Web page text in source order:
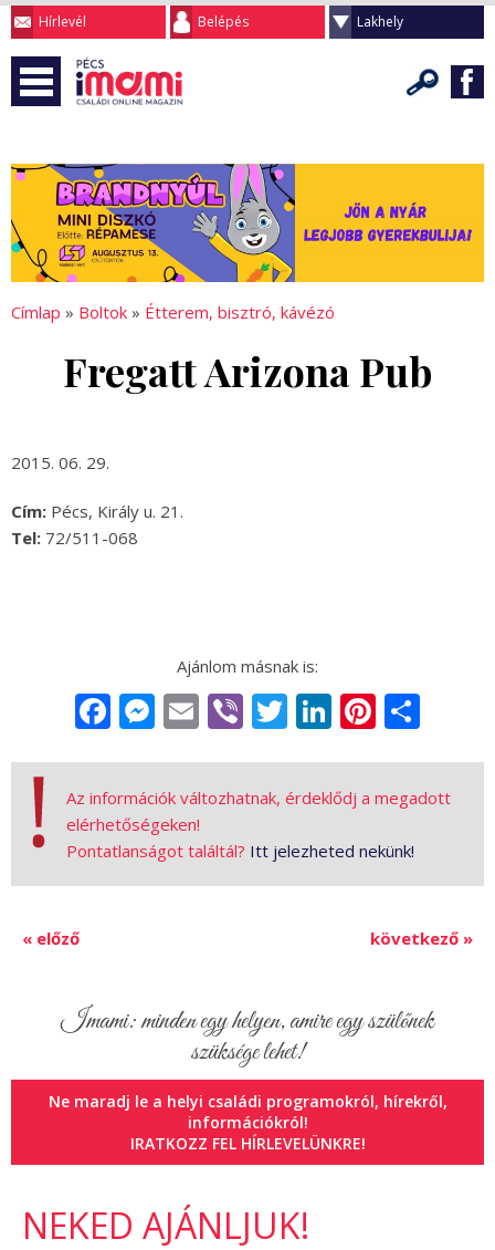
Hírlevél Belépés Lakhely
Címlap » Boltok » Étterem, bisztró, kávézó
Fregatt Arizona Pub
2015. 06. 29.
Cím: Pécs, Király u. 21.
Tel: 72/511-068
Facebook
Messenger
EmailViberTwitter
LinkedIn
Az információk változhatnak, érdeklődj a megadott
elérhetőségeken!
Pontatlanságot találtál? Itt jelezheted nekünk!
« előző következő »
Imami: minden egy helyen, amire egy szülőnek
szüksége lehet!
Ne maradj le a helyi családi programokról, hírekről,
információkról!
IRATKOZZ FEL HÍRLEVELÜNKRE!
NEKED AJÁNLJUK!